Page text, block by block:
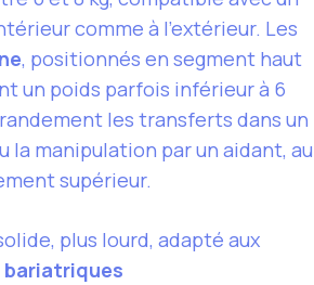
comme à l’extérieur. Les
, positionnés en segment haut
un poids parfois inférieur à 6
les transferts dans un
la manipulation par un aidant, au
supérieur.
plus lourd, adapté aux